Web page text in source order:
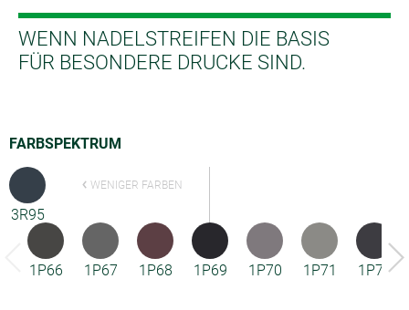
WENN NADELSTREIFEN DIE BASIS
FÜR BESONDERE DRUCKE SIND.
FARBSPEKTRUM
3R95
WENIGER FARBEN
1P66 1P67 1P68 1P69 1P70 1P71 1P72